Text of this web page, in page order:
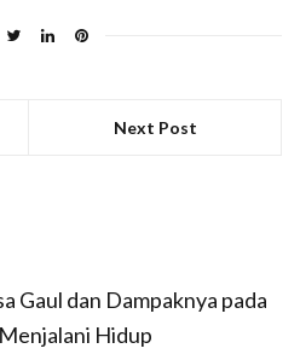
Next Post